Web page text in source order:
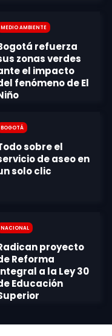
Medio Ambiente
Bogotá
Nacional